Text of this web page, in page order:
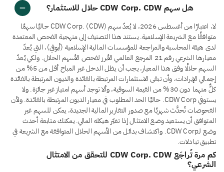
هل سهم CDW Corp. CDW حلال للاستثمار؟
لا، اعتبارًا من أغسطس 2026، لا يُعدّ سهم CDW Corp. (CDW) حاليًا سهمًا
متوافقًا مع الشريعة الإسلامية. يستند هذا التصنيف إلى منهجية الفحص المعتمدة
لدى هيئة المحاسبة والمراجعة للمؤسسات المالية الإسلامية (أيوفي)، التي يُعدّ
معيارها الشرعي رقم 21 المرجع العالمي الأبرز لفحص الأسهم الحلال. ولكي يُعدّ
السهم حلالًا وفق هذا المعيار، يجب أن يظل الدخل غير المباح أقل من 5% من
إجمالي الإيرادات، وأن تبقى الاستثمارات المرتبطة بالفائدة والديون المرتبطة بالفائدة
كلٌّ منهما دون 30% من القيمة السوقية، وألا توجد أسهم امتياز غير جائزة. ولا
يستوفي CDW Corp. حاليًا الحد المطلوب في معيار الديون المرتبطة بالفائدة. ولأن
الفحوصات تُحدَّث شهريًا مع صدور التقارير المالية الجديدة، يمكن للسهم غير
المتوافق أن يستعيد وضع الامتثال إذا تغيّر هيكله المالي. يمكنك متابعة أحدث
وضع لـCDW Corp. واكتشاف بدائل من الأسهم الحلال المتوافقة مع الشريعة في
تطبيق تبادلات.
كم مرة تُراجَع CDW Corp. CDW للتحقق من الامتثال
الشرعي؟